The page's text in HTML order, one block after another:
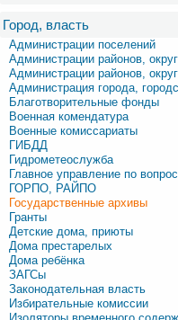
Город, власть
Администрации поселений
Администрации районов,
Администрации районов,
Администрация города,
Благотворительные фонды
Военная комендатура
Военные комиссариаты
ГИБДД
Гидрометеослужба
Главное управление по
ГОРПО, РАЙПО
Государственные архивы
Гранты
Детские дома, приюты
Дома престарелых
Дома ребёнка
ЗАГСы
Законодательная власть
Избирательные комиссии